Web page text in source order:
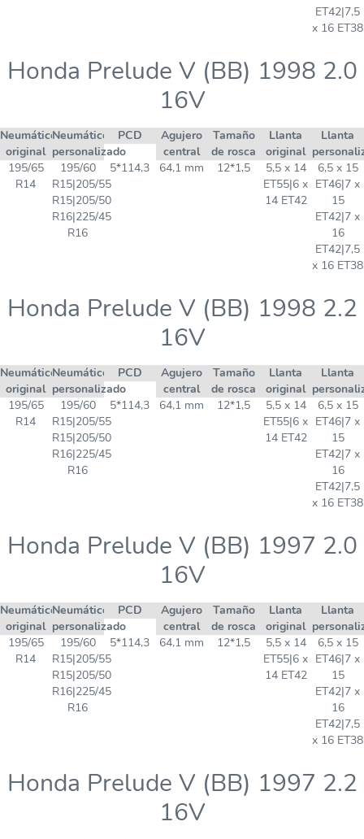
ET42|7,5
x 16 ET38
Honda Prelude V (BB) 1998 2.0
16V
Neumático
original
Neumático
personalizado
PCD
Agujero
central
Tamaño
de rosca
Llanta
original
Llanta
195/65
R14
195/60
R15|205/55
R15|205/50
R16|225/45
R16
5*114,3 64,1 mm 12*1,5
5,5 x 14
ET55|6 x
14 ET42
6,5 x 15
ET46|7 x
15
ET42|7 x
16
ET42|7,5
x 16 ET38
Honda Prelude V (BB) 1998 2.2
16V
Neumático
original
Neumático
personalizado
PCD
Agujero
central
Tamaño
de rosca
Llanta
original
Llanta
195/65
R14
195/60
R15|205/55
R15|205/50
R16|225/45
R16
5*114,3 64,1 mm 12*1,5
5,5 x 14
ET55|6 x
14 ET42
6,5 x 15
ET46|7 x
15
ET42|7 x
16
ET42|7,5
x 16 ET38
Honda Prelude V (BB) 1997 2.0
16V
Neumático
original
Neumático
personalizado
PCD
Agujero
central
Tamaño
de rosca
Llanta
original
Llanta
195/65
R14
195/60
R15|205/55
R15|205/50
R16|225/45
R16
5*114,3 64,1 mm 12*1,5
5,5 x 14
ET55|6 x
14 ET42
6,5 x 15
ET46|7 x
15
ET42|7 x
16
ET42|7,5
x 16 ET38
Honda Prelude V (BB) 1997 2.2
16V